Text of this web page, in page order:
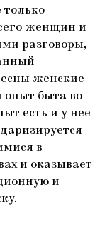
только
женщин и
разговоры,
женские
быта во
есть и у нее
в
и оказывает
и